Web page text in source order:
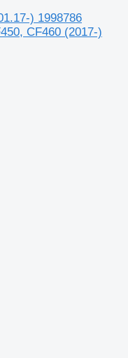
) 1998786
CF460 (2017-)